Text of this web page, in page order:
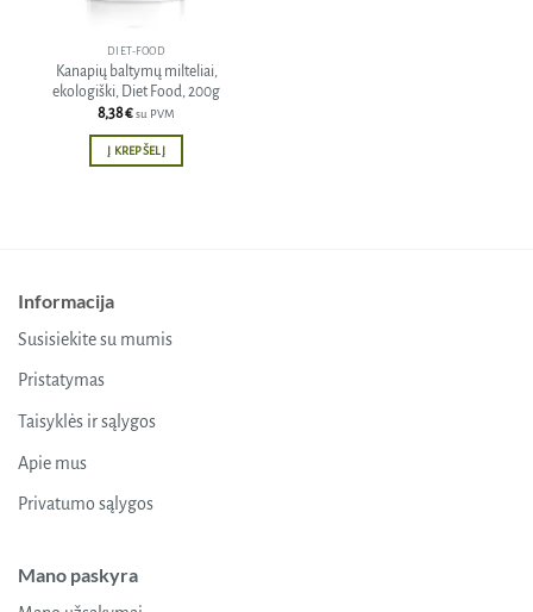
DIET-FOOD
Kanapių baltymų milteliai,
ekologiški, Diet Food, 200g
8,38€su PVM
Į KREPŠELĮ
Informacija
Susisiekite su mumis
Pristatymas
Taisyklės ir sąlygos
Apie mus
Privatumo sąlygos
Mano paskyra